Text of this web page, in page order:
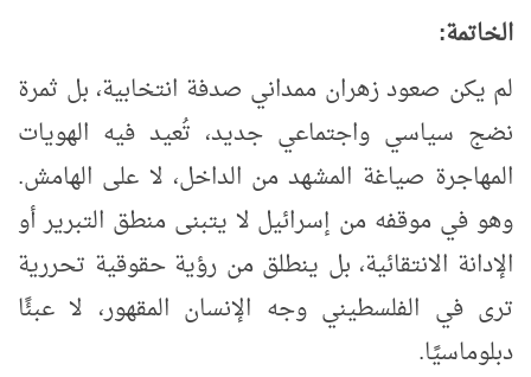
الخاتمة:
لم يكن صعود زهران ممداني صدفة انتخابية، بل ثمرة
نضج سياسي واجتماعي جديد، تُعيد فيه الهويات
المهاجرة صياغة المشهد من الداخل، لا على الهامش.
وهو في موقفه من إسرائيل لا يتبنى منطق التبرير أو
الإدانة الانتقائية، بل ينطلق من رؤية حقوقية تحررية
ترى في الفلسطيني وجه الإنسان المقهور، لا عبئًا
دبلوماسيًا.